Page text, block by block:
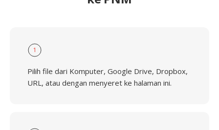
1
Pilih file dari Komputer, Google Drive, Dropbox,
URL, atau dengan menyeret ke halaman ini.